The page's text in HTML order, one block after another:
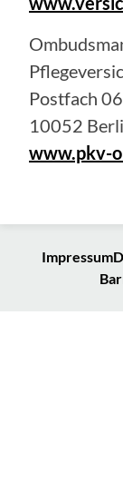
Postfach
10052
www.pkv-
Impressum